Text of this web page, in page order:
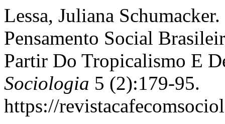
Lessa, Juliana
Pensamento Social
Partir Do Tropicalismo E
Sociologia 5 (2):179-95.
https://